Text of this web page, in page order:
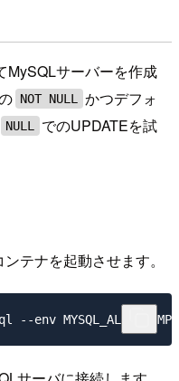
MySQLサーバーを作成
NOT NULL
かつデフォ
NULL
でのUPDATEを試
テナを起動させます。